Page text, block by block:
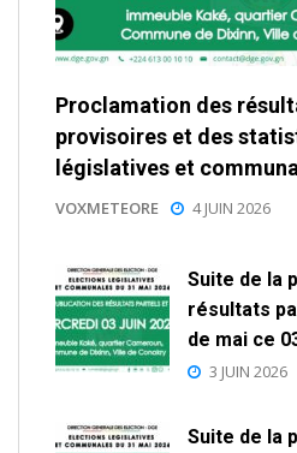
Proclamation des
provisoires et des
législatives et
VOXMETEORE 4 JUIN 2026
Suite de la
résultats
de mai ce
3 JUIN 2026
Suite de la